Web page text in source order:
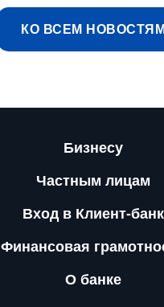
КО ВСЕМ НОВОСТЯМ
Бизнесу
Частным лицам
Вход в Клиент-банк
Финансовая
О банке